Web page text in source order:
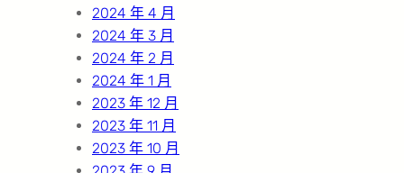
2024 年 4 月
2024 年 3 月
2024 年 2 月
2024 年 1 月
2023 年 12 月
2023 年 11 月
2023 年 10 月